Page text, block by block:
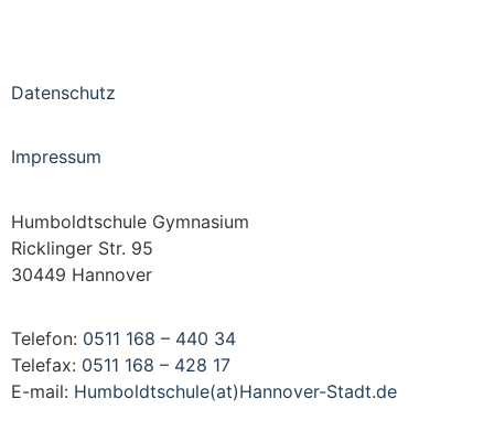
Datenschutz
Impressum
Humboldtschule Gymnasium
Ricklinger Str. 95
30449 Hannover
Telefon: 0511 168 – 440 34
Telefax: 0511 168 – 428 17
E-mail: Humboldtschule(at)Hannover-Stadt.de